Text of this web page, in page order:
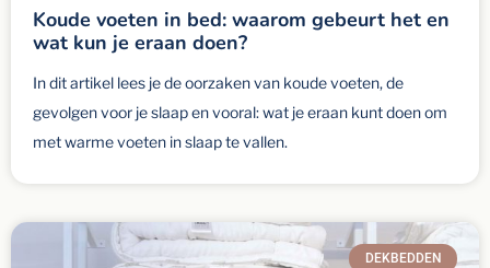
Koude voeten in bed: waarom gebeurt het en
wat kun je eraan doen?
In dit artikel lees je de oorzaken van koude voeten, de
gevolgen voor je slaap en vooral: wat je eraan kunt doen om
met warme voeten in slaap te vallen.
DEKBEDDEN